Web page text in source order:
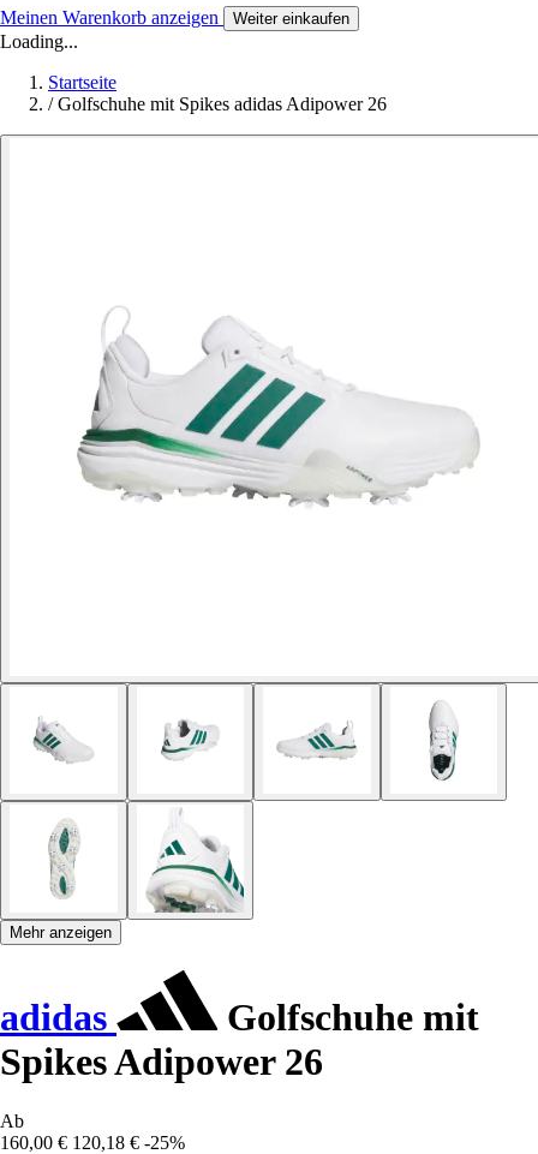
Meinen Warenkorb anzeigen Weiter einkaufen
Loading...
Startseite
/ Golfschuhe mit Spikes adidas Adipower 26
Mehr anzeigen
adidas
Golfschuhe mit
Spikes Adipower 26
Ab
160,00 € 120,18 € -25%